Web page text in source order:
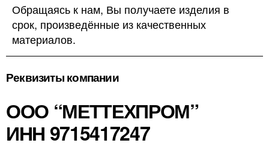
Обращаясь к нам, Вы получаете изделия в
срок, произведённые из качественных
материалов.
Реквизиты компании
ООО “МЕТТЕХПРОМ”
ИНН 9715417247